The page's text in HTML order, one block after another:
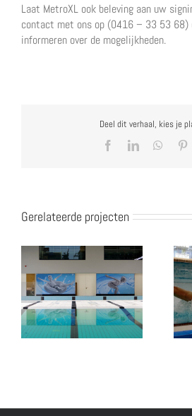
Laat MetroXL ook beleving aan uw
contact met ons op (0416 – 33 53 68)
informeren over de mogelijkheden.
Deel dit verhaal, kies je
FacebookLinkedIn
Gerelateerde projecten